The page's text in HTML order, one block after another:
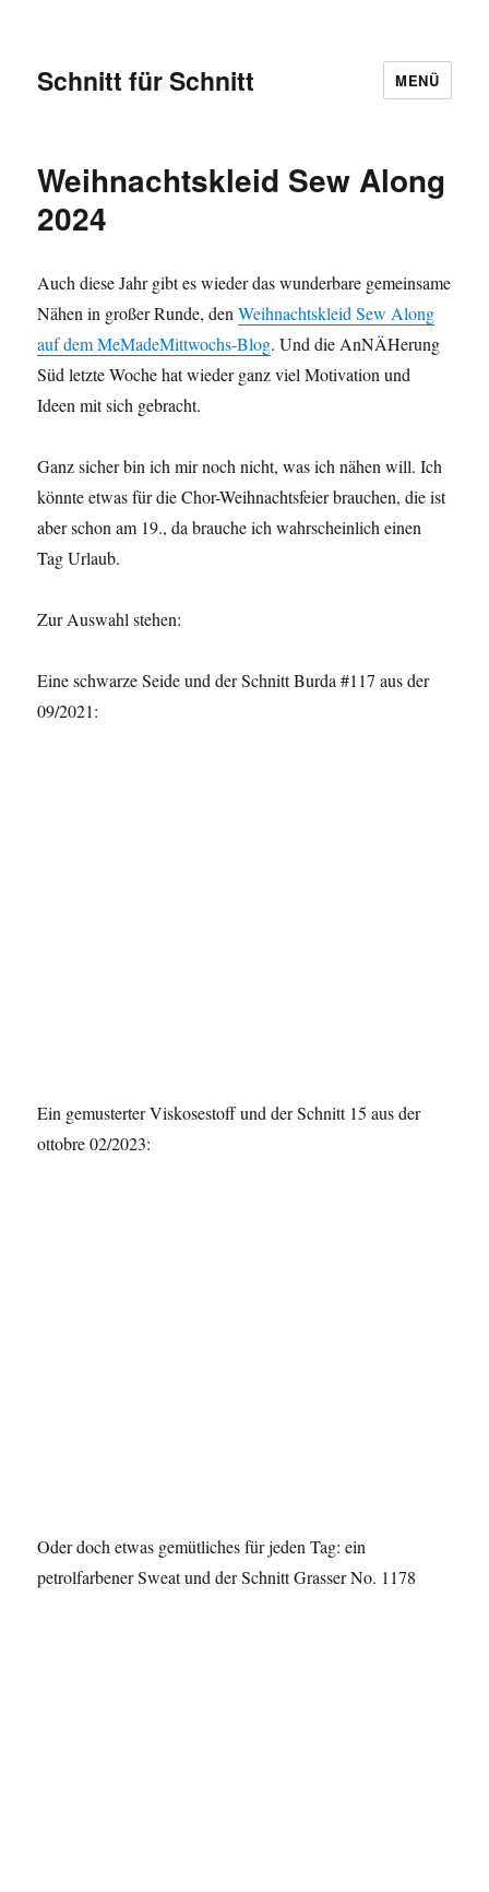
Schnitt für Schnitt MENÜ
Weihnachtskleid Sew Along
2024
Auch diese Jahr gibt es wieder das wunderbare gemeinsame
Nähen in großer Runde, denWeihnachtskleid Sew Along
auf dem MeMadeMittwochs-Blog. Und die AnNÄHerung
Süd letzte Woche hat wieder ganz viel Motivation und
Ideen mit sich gebracht.
Ganz sicher bin ich mir noch nicht, was ich nähen will. Ich
könnte etwas für die Chor-Weihnachtsfeier brauchen, die ist
aber schon am 19., da brauche ich wahrscheinlich einen
Tag Urlaub.
Zur Auswahl stehen:
Eine schwarze Seide und der Schnitt Burda #117 aus der
09/2021:
Ein gemusterter Viskosestoff und der Schnitt 15 aus der
ottobre 02/2023:
Oder doch etwas gemütliches für jeden Tag: ein
petrolfarbener Sweat und der Schnitt Grasser No. 1178